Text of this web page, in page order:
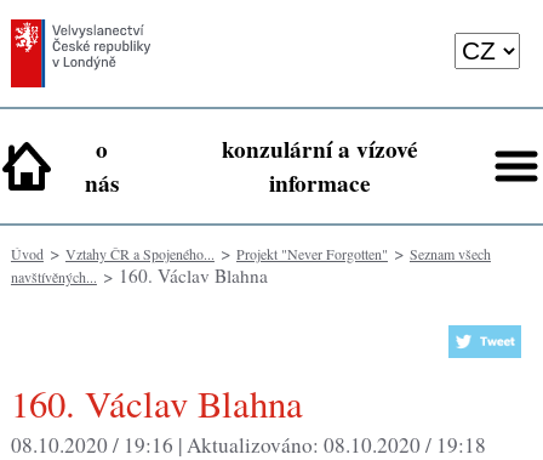
o
nás
konzulární a vízové
informace
Úvod> Vztahy ČR a Spojeného... > Projekt "Never Forgotten" > Seznam všech
navštívěných... > 160. Václav Blahna
160. Václav Blahna
08.10.2020 / 19:16 |Aktualizováno: 08.10.2020 / 19:18